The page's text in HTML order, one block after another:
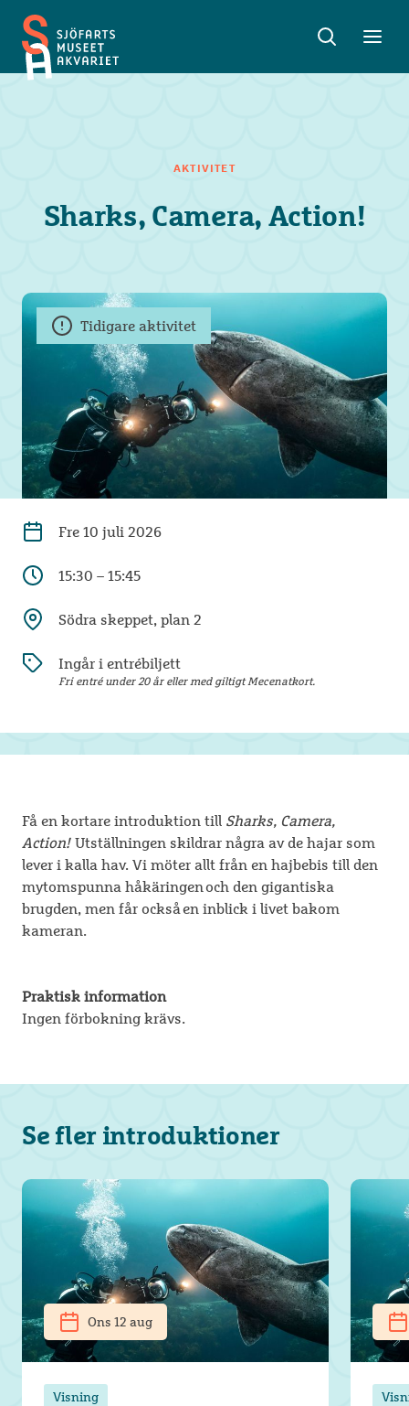
Sjöfartsmuseet
Akvariet
Toggle
AKTIVITET
Sharks, Camera, Action!
Tidigare aktivitet
Fre 10 juli 2026
15:30 – 15:45
Södra skeppet, plan 2
Ingår i entrébiljett
Fri entré under 20 år eller med giltigt Mecenatkort.
Få en kortare introduktion till Sharks, Camera,
Action!Utställningen skildrar några av de hajar som
lever i kalla hav. Vi möter allt från en hajbebis till den
mytomspunna håkäringen och den gigantiska
brugden, men får också en inblick i livet bakom
kameran.
Praktisk information
Ingen förbokning krävs.
Se fler introduktioner
Ons 12 aug
Visning